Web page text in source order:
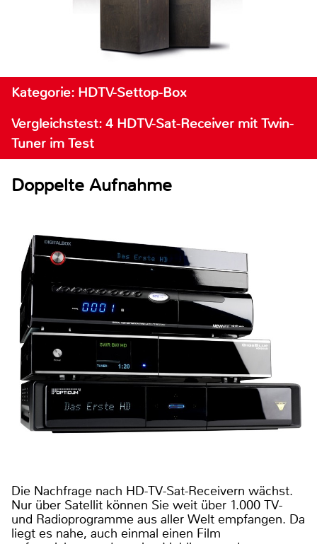
Kategorie: HDTV-Settop-Box
Vergleichstest: 4 HDTV-Sat-Receiver mit Twin-
Tuner im Test
Doppelte Aufnahme
Die Nachfrage nach HD-TV-Sat-Receivern wächst.
Nur über Satellit können Sie weit über 1.000 TV-
und Radioprogramme aus aller Welt empfangen. Da
liegt es nahe, auch einmal einen Film